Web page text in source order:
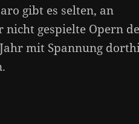
gibt es selten, an
gespielte Opern
mit Spannung